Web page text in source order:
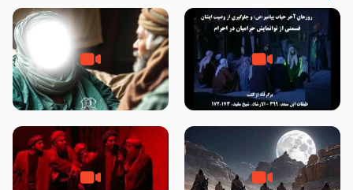
روزهای آخر حیات پیامبر اکرم صلی
الله علیه و آله – قسمتی از
وصیتی که نوشته نشد (حدیث
قرطاس)